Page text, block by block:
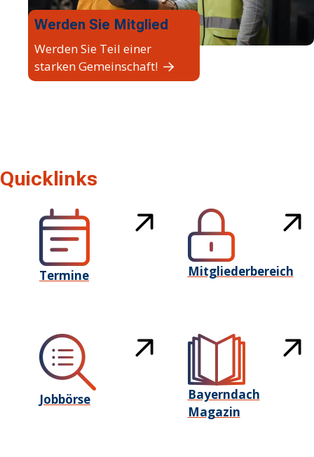
Werden Sie Mitglied
Werden Sie Teil einer
starken Gemeinschaft!
Quicklinks
Termine Mitgliederbereich
Jobbörse
Bayerndach
Magazin